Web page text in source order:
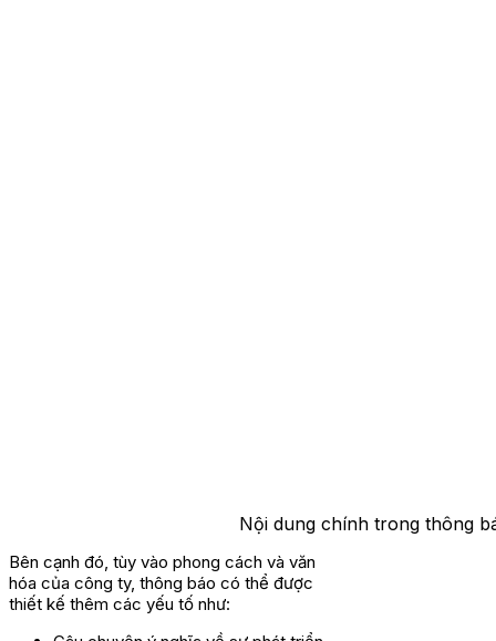
Nội dung chính trong thông
Bên cạnh đó, tùy vào phong cách và văn
hóa của công ty, thông báo có thể được
thiết kế thêm các yếu tố như: